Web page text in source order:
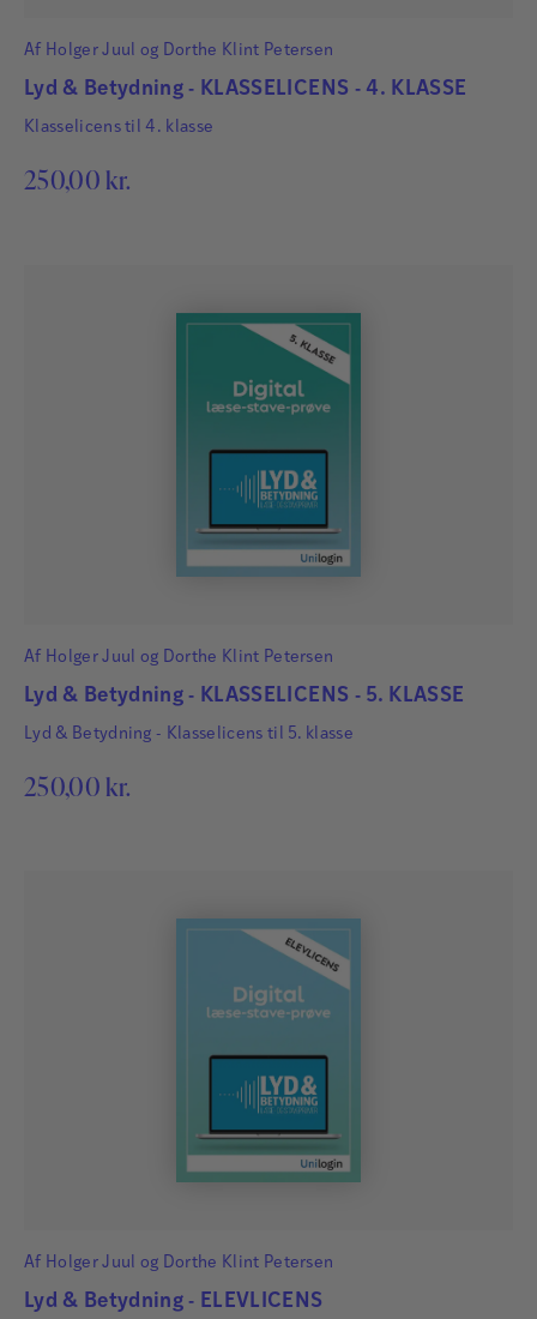
Af Holger Juul og Dorthe Klint Petersen
Lyd & Betydning - KLASSELICENS - 4. KLASSE
Klasselicens til 4. klasse
250,00 kr.
Af Holger Juul og Dorthe Klint Petersen
Lyd & Betydning - KLASSELICENS - 5. KLASSE
Lyd & Betydning - Klasselicens til 5. klasse
250,00 kr.
Af Holger Juul og Dorthe Klint Petersen
Lyd & Betydning - ELEVLICENS